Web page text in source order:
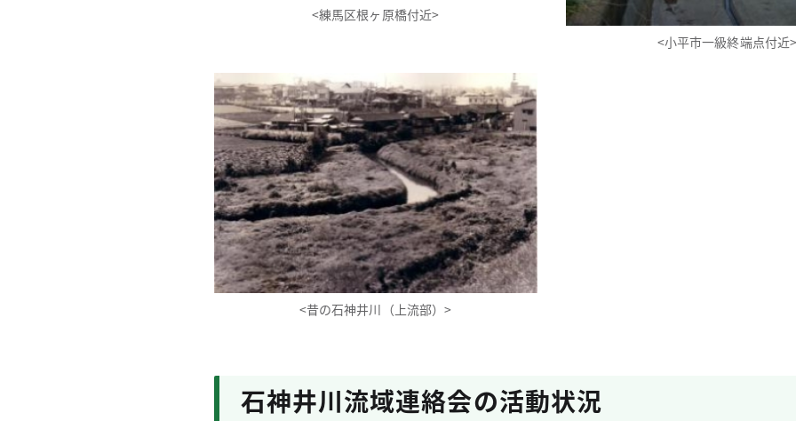
<練馬区根ヶ原橋付近>
<小平市一級終端点付近>
<昔の石神井川（上流部）>
石神井川流域連絡会の活動状況